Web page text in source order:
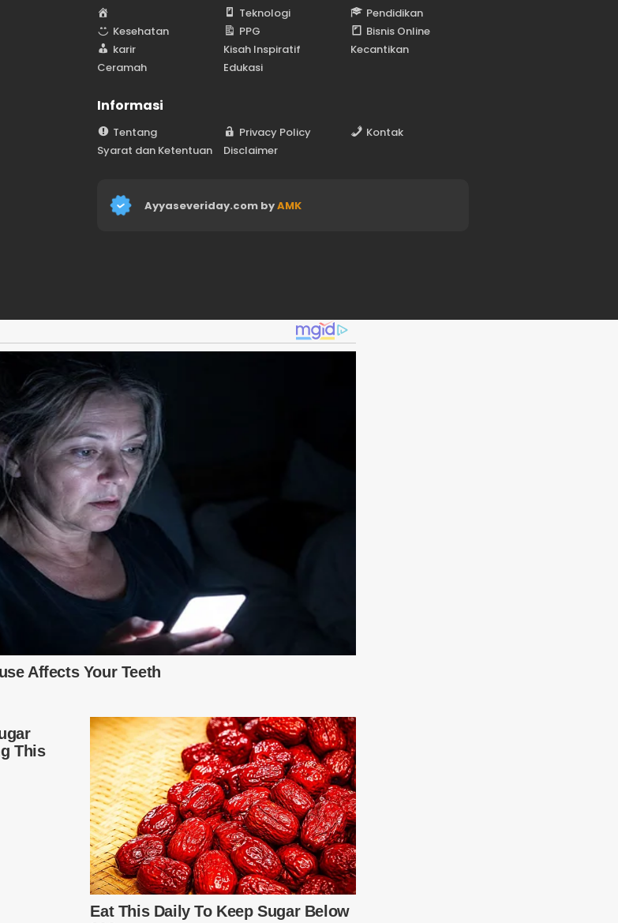
o
m
e
Teknologi
Pendidikan
Kesehatan
PPG
Bisnis Online
karir
Kisah Inspiratif
Kecantikan
Ceramah
Edukasi
Informasi
Tentang Privacy Policy
Kontak
Syarat dan Ketentuan
Disclaimer
Ayyaseveriday.com byAMK